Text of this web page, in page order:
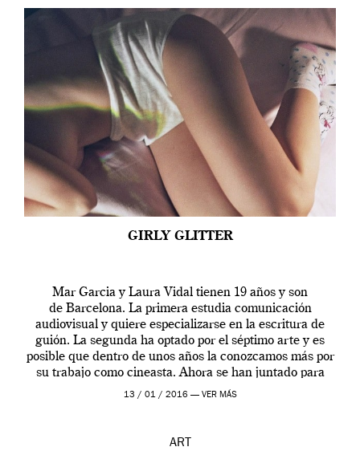
GIRLY GLITTER
Mar Garcia y Laura Vidal tienen 19 años y son
de Barcelona. La primera estudia comunicación
audiovisual y quiere especializarse en la escritura de
guión. La segunda ha optado por el séptimo arte y es
posible que dentro de unos años la conozcamos más por
su trabajo como cineasta. Ahora se han juntado para
contarnos una […]
13 / 01 / 2016 — VER MÁS
ART